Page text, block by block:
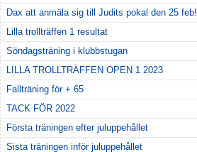
Dax att anmäla sig till Judits pokal den 25 feb!
Lilla trollträffen 1 resultat
Söndagsträning i klubbstugan
LILLA TROLLTRÄFFEN OPEN 1 2023
Fallträning för + 65
TACK FÖR 2022
Första träningen efter juluppehållet
Sista träningen inför juluppehållet